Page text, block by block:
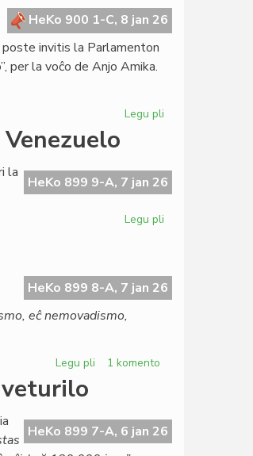
de
Eŭropa
HeKo 900 1-C, 8 jan 26
invitis la Parlamenton
per la voĉo de Anjo Amika.
Legu pli
Pairou
x
HeKo 899 9-A, 7 jan 26
la
Legu pli
usonan
invadon
HeKo 899 8-A, 7 jan 26
eĉ nemovadismo,
Legu pli
la
agonianta
1 komento
HeKo 899 7-A, 6 jan 26